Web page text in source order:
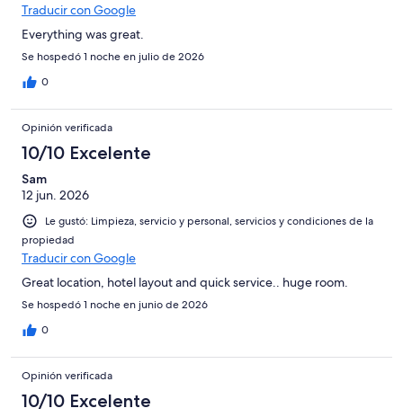
Traducir con Google
Everything was great.
Se hospedó 1 noche en julio de 2026
0
Opinión verificada
10/10 Excelente
Sam
12 jun. 2026
Le gustó: Limpieza, servicio y personal, servicios y condiciones de la
propiedad
Traducir con Google
Great location, hotel layout and quick service.. huge room.
Se hospedó 1 noche en junio de 2026
0
Opinión verificada
10/10 Excelente